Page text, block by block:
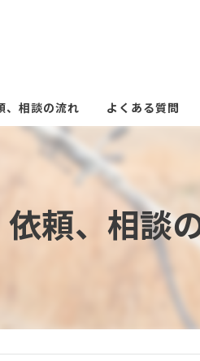
、相談の流れ よくある質問
依頼、相談